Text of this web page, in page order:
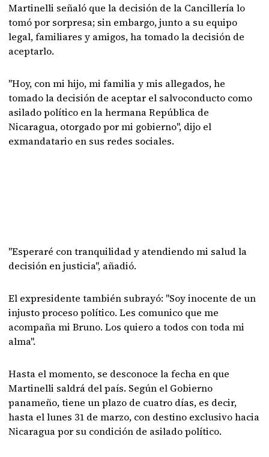
Martinelli señaló que la decisión de la Cancillería lo
tomó por sorpresa; sin embargo, junto a su equipo
legal, familiares y amigos, ha tomado la decisión de
aceptarlo.
"Hoy, con mi hijo, mi familia y mis allegados, he
tomado la decisión de aceptar el salvoconducto como
asilado político en la hermana República de
Nicaragua, otorgado por mi gobierno", dijo el
exmandatario en sus redes sociales.
"Esperaré con tranquilidad y atendiendo mi salud la
decisión en justicia", añadió.
El expresidente también subrayó: "Soy inocente de un
injusto proceso político. Les comunico que me
acompaña mi Bruno. Los quiero a todos con toda mi
alma".
Hasta el momento, se desconoce la fecha en que
Martinelli saldrá del país. Según el Gobierno
panameño, tiene un plazo de cuatro días, es decir,
hasta el lunes 31 de marzo, con destino exclusivo hacia
Nicaragua por su condición de asilado político.